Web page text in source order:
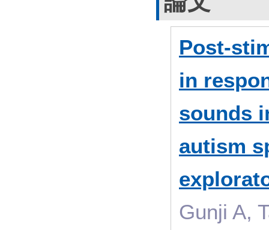
Post-
in
sounds
autism
Gunji A,